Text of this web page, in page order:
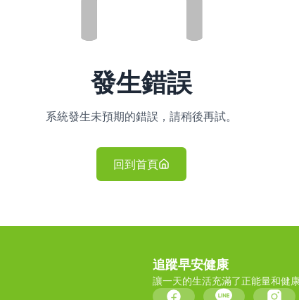
發生錯誤
系統發生未預期的錯誤，請稍後再試。
回到首頁
追蹤早安健康
讓一天的生活充滿了正能量和健